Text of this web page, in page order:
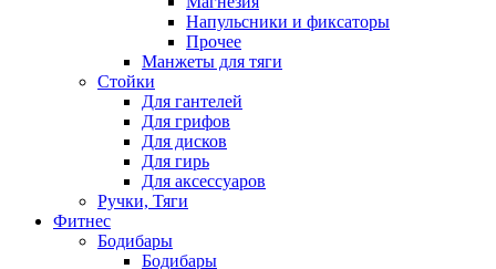
Напульсники и фиксаторы
Прочее
Манжеты для тяги
Стойки
Для гантелей
Для грифов
Для дисков
Для гирь
Для аксессуаров
Ручки, Тяги
Фитнес
Бодибары
Бодибары